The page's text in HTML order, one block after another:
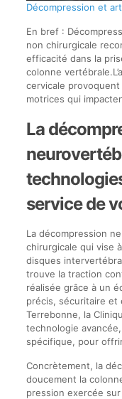
Décompression et
En bref :
non chirurgicale
efficacité dans la
colonne
cervicale
motrices qui
La
service de
La décompression
chirurgicale qui vise
disques
trouve la traction
réalisée grâce à un
précis, sécuritaire et
Terrebonne, la
technologie
spécifique, pour
Concrètement, la
doucement la
pression exercée